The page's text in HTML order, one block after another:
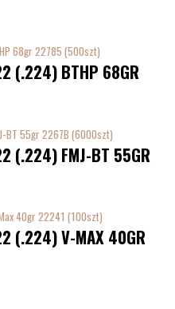
(.224) BTHP 68GR
(.224) FMJ-BT 55GR
(.224) V-MAX 40GR